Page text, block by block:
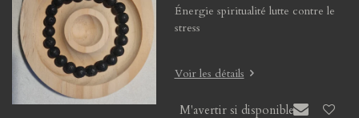
Énergie spiritualité lutte contre le
stress
Voir les détails
M'avertir si disponible